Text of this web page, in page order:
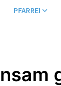
PFARREI